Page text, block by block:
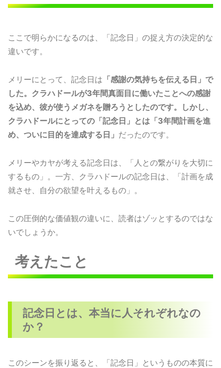
ここで明らかになるのは、「記念日」の捉え方の決定的な
違いです。
メリーにとって、記念日は 「感謝の気持ちを伝える日」で
した。クラハドールが3年間真面目に働いたことへの感謝
を込め、彼が使うメガネを贈ろうとしたのです。しかし、
クラハドールにとっての「記念日」とは「3年間計画を進
め、ついに目的を達成する日」 だったのです。
メリーやカヤが考える記念日は、「人との繋がりを大切に
するもの」。一方、クラハドールの記念日は、「計画を成
就させ、自分の欲望を叶えるもの」。
この圧倒的な価値観の違いに、読者はゾッとするのではな
いでしょうか。
考えたこと
記念日とは、本当に人それぞれなの
か？
このシーンを振り返ると、「記念日」というものの本質に